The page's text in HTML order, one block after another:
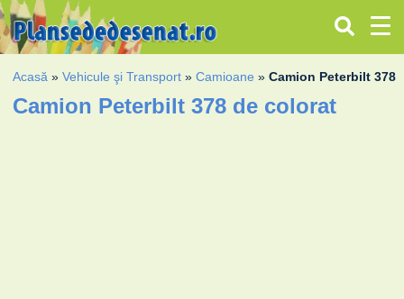
Acasă »Vehicule şi Transport »Camioane »Camion Peterbilt 378
Camion Peterbilt 378 de colorat